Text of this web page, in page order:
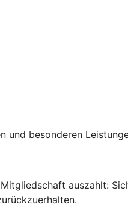
und besonderen
auszahlt: